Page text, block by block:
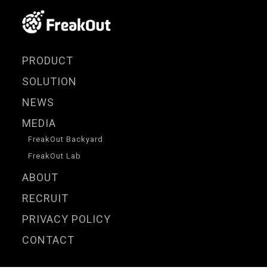
PRODUCT
SOLUTION
NEWS
MEDIA
FreakOut Backyard
FreakOut Lab
ABOUT
RECRUIT
PRIVACY POLICY
CONTACT